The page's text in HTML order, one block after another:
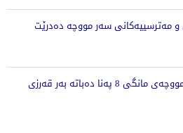
و مەترسییەکانی سەر مووچە دەدرێت
حکومەتی عێراق بۆ دابینکردنی مووچەی مانگی 8 پەنا دەباتە بەر قەرزی